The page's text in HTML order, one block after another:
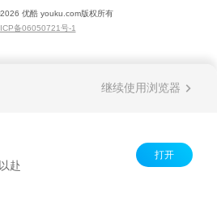
2026 优酷 youku.com版权所有
备06050721号-1
继续使用浏览器
赴
打开